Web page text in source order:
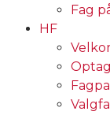
Fag
HF